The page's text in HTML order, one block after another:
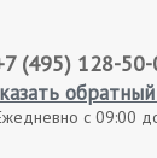
(495) 128-
с 09:00